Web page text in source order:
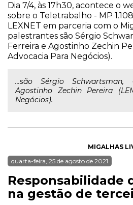
Dia 7/4, às 17h30, acontece o
sobre o Teletrabalho - MP
LEXNET em parceria com o
palestrantes são Sérgio
Ferreira e Agostinho Zechin
Advocacia Para Negócios).
...são Sérgio Schwartsman,
Agostinho Zechin Pereira
Negócios).
MIGALHAS
quarta-feira, 25 de agosto de 2021
Responsabilidade
na gestão de